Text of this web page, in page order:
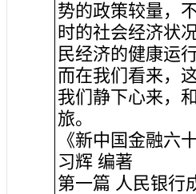
势的政策较量，
时的社会经济状
民经济的健康运
而在我们看来，
我们静下心来，
旅。
《新中国金融六
习辉 编著
第一篇 人民银行